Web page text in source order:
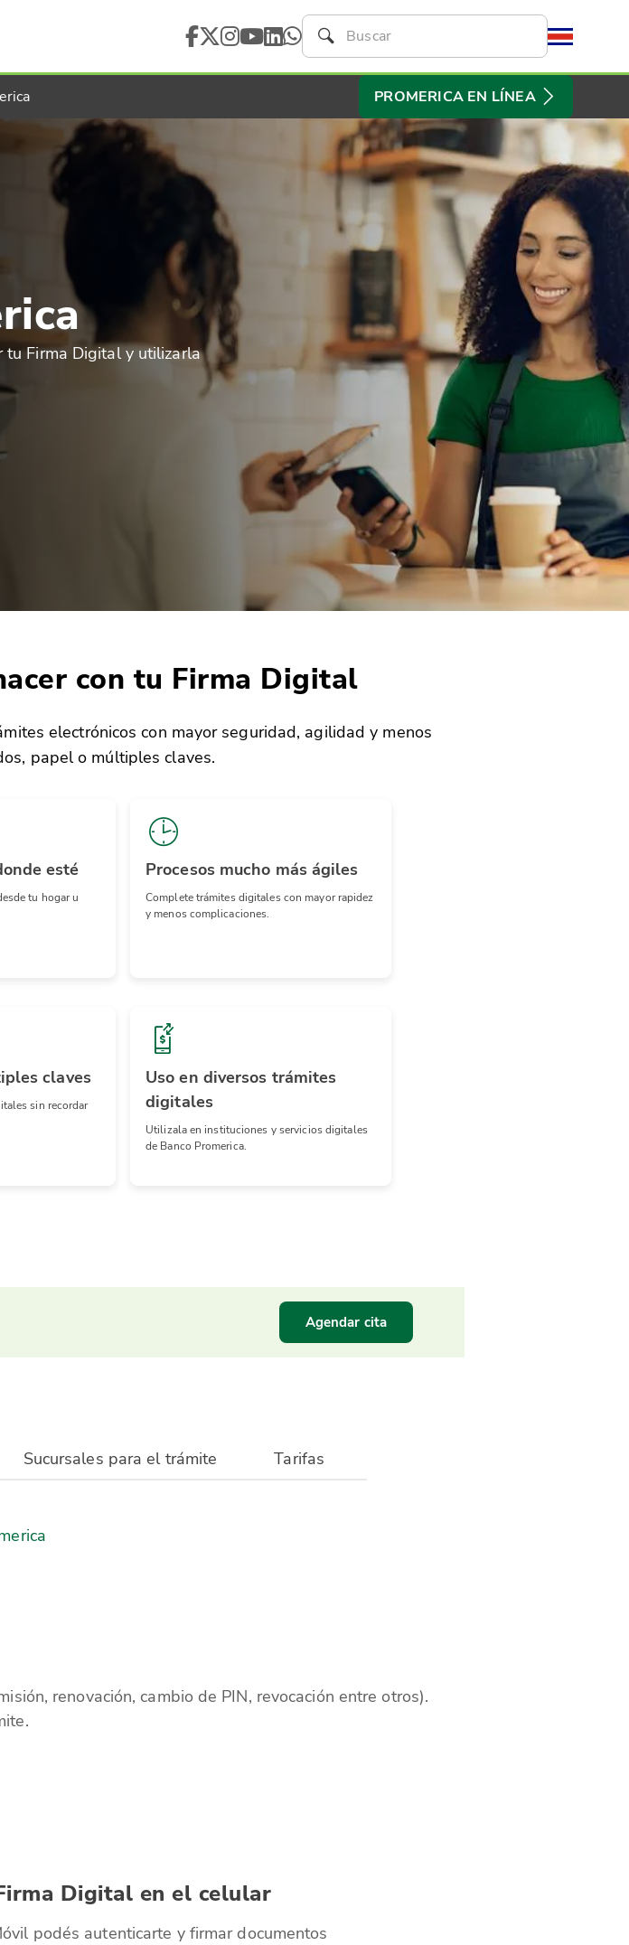
PROMERICA EN LÍNEA
tu Firma Digital y utilizarla
con tu Firma Digital
electrónicos con mayor seguridad, agilidad y menos
papel o múltiples claves.
esté
tu hogar u
Procesos mucho más ágiles
Complete trámites digitales con mayor rapidez
y menos complicaciones.
claves
sin recordar
Uso en diversos trámites
digitales
Utilizala en instituciones y servicios digitales
de Banco Promerica.
Agendar cita
Sucursales para el trámite Tarifas
renovación, cambio de PIN, revocación entre otros).
Digital en el celular
podés autenticarte y firmar documentos